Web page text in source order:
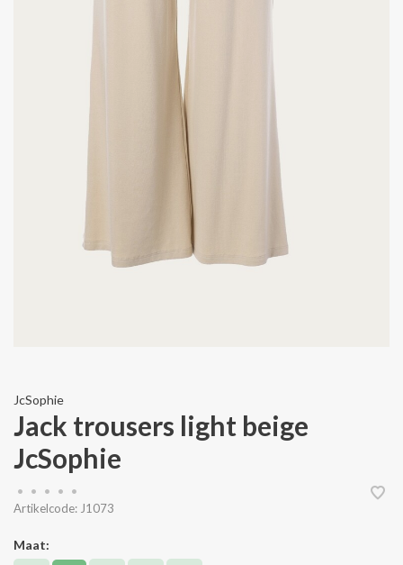
JcSophie
Jack trousers light beige
JcSophie
• • • •
•
Artikelcode: J1073
Maat: